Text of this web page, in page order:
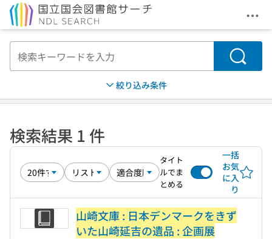
メ
検索
絞り込み条件
検索結果 1 件
タイト
ルでま
とめる
一括
お気
に入
り
山崎文庫 : 日本デンマークをきず
いた山崎延吉の遺品 : 企画展